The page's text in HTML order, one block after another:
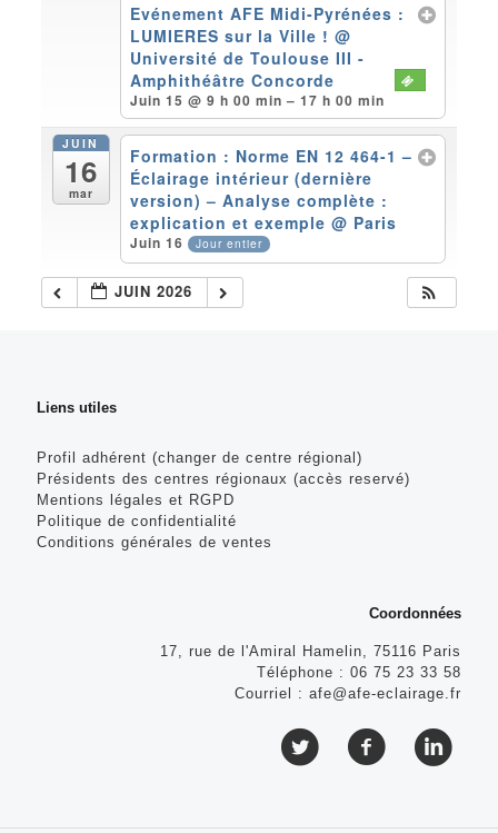
Evénement AFE Midi-Pyrénées :
LUMIERES sur la Ville !@
Université de Toulouse III -
Amphithéâtre Concorde
Juin 15 @ 9 h 00 min – 17 h 00 min
JUIN
16
mar
Formation : Norme EN 12 464-1 –
Éclairage intérieur (dernière
version) – Analyse complète :
explication et exemple@ Paris
Juin 16 Jour entier
JUIN 2026
Liens utiles
Profil adhérent (changer de centre régional)
Présidents des centres régionaux (accès reservé)
Mentions légales et RGPD
Politique de confidentialité
Conditions générales de ventes
Coordonnées
17, rue de l'Amiral Hamelin, 75116 Paris
Téléphone : 06 75 23 33 58
Courriel : afe@afe-eclairage.fr